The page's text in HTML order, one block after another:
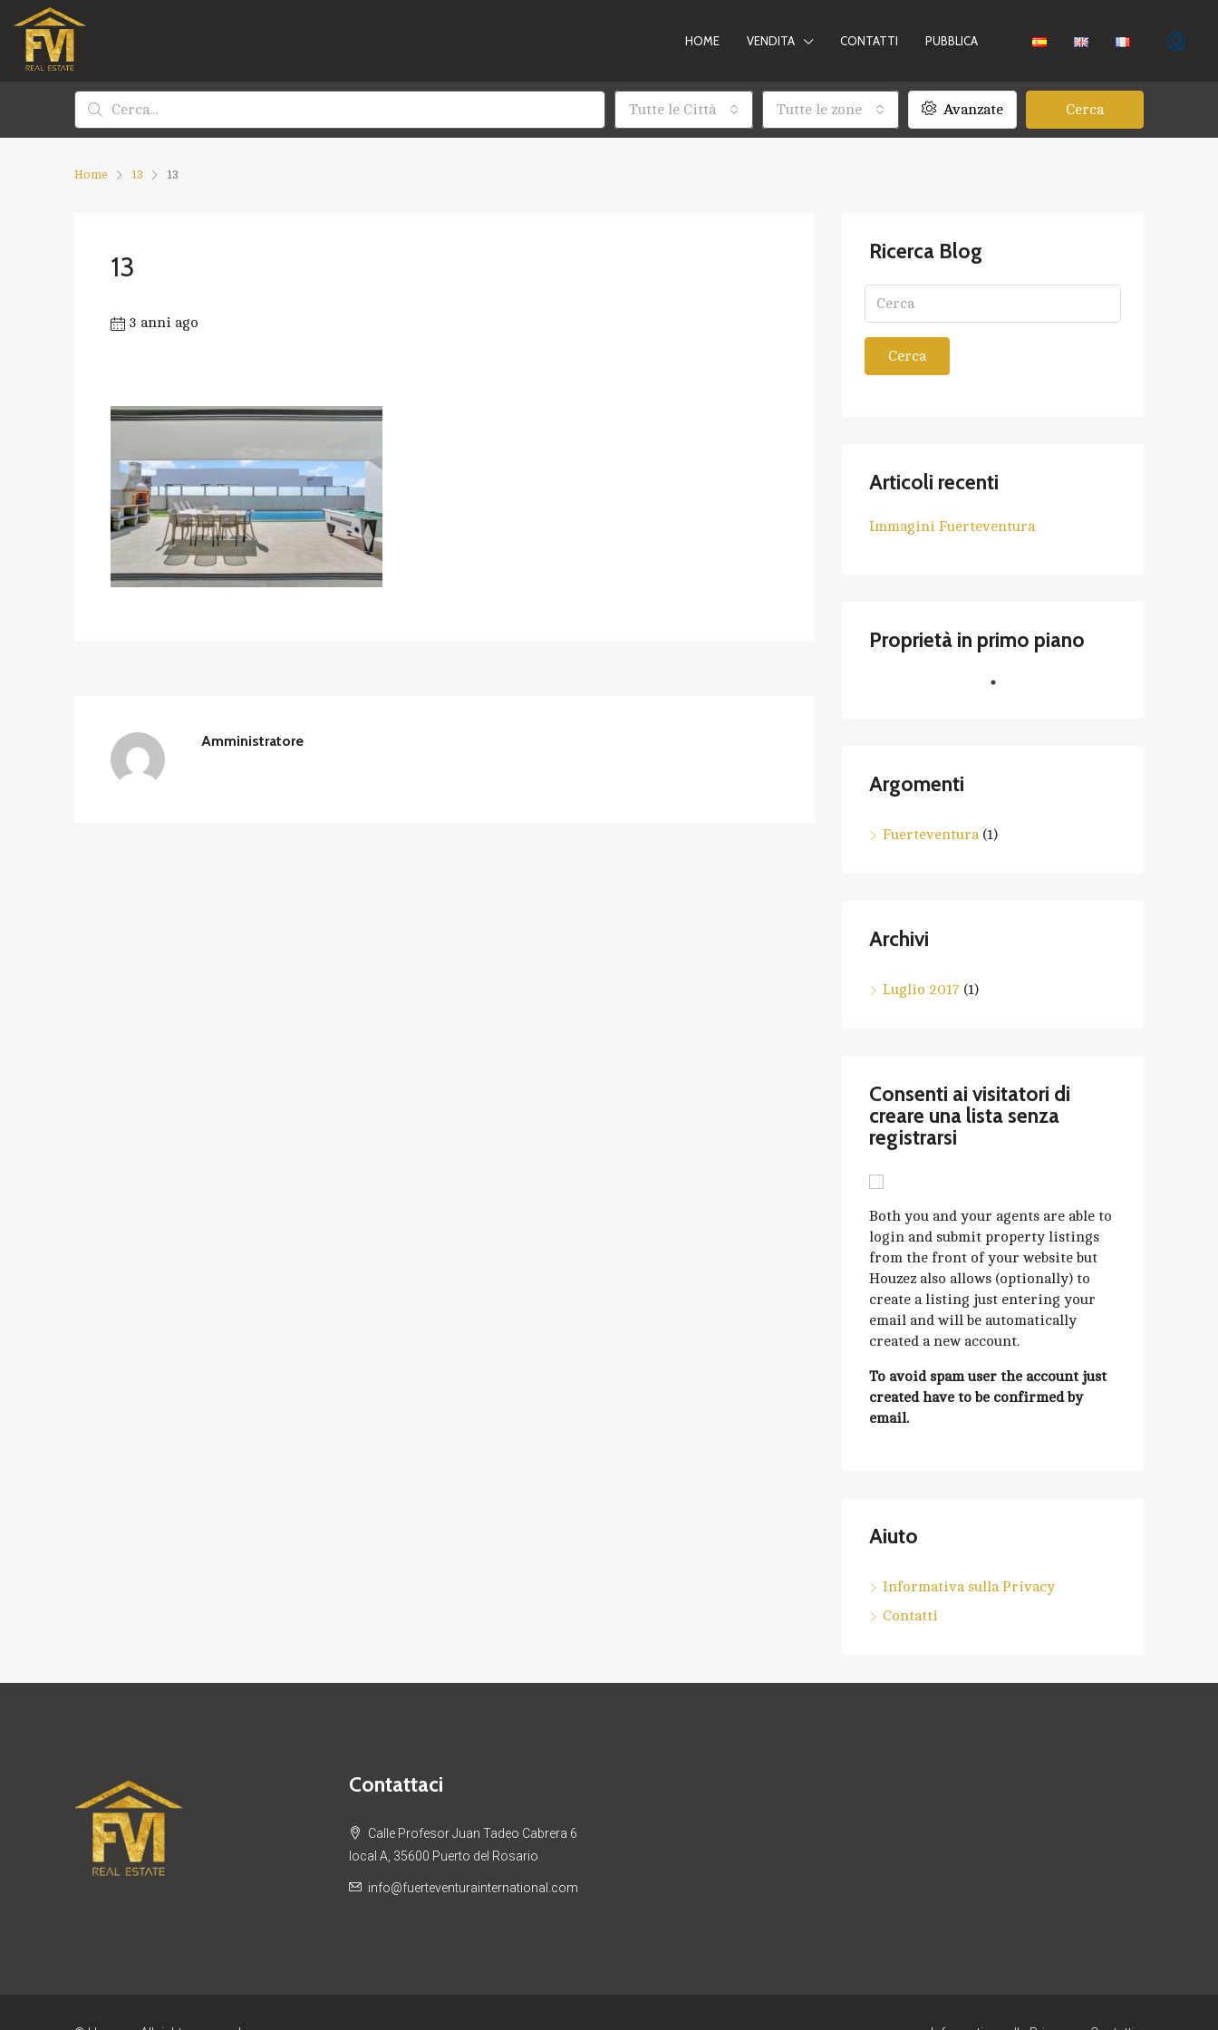
HOME VENDITA CONTATTI PUBBLICA
Tutte le Città Tutte le zone Avanzate Cerca
Home 13 13
13
3 anni ago
Amministratore
Ricerca Blog
Cerca
Articoli recenti
Immagini Fuerteventura
Proprietà in primo piano
Argomenti
Fuerteventura(1)
Archivi
Luglio 2017 (1)
Consenti ai visitatori di
creare una lista senza
registrarsi
Both you and your agents are able to
login and submit property listings
from the front of your website but
Houzez also allows (optionally) to
create a listing just entering your
email and will be automatically
created a new account.
To avoid spam user the account just
created have to be confirmed by
email.
Aiuto
Informativa sulla Privacy
Contatti
Contattaci
Calle Profesor Juan Tadeo Cabrera 6
local A, 35600 Puerto del Rosario
info@fuerteventurainternational.com